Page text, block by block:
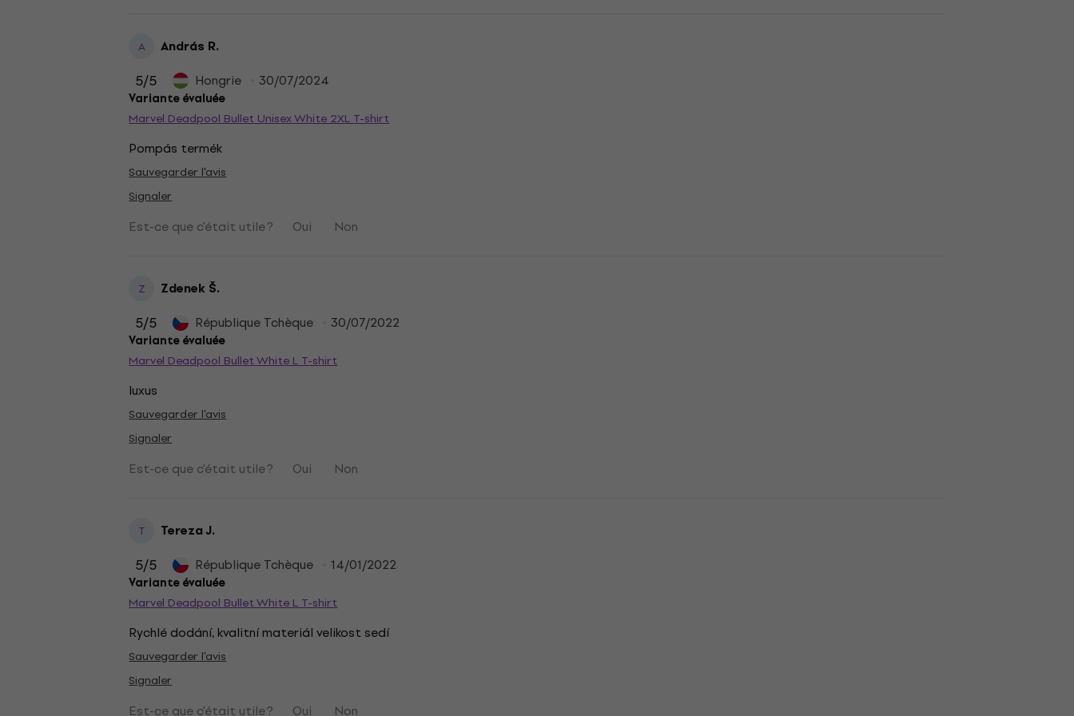
A András R.
5/5 Hongrie 30/07/2024
Variante évaluée
Marvel Deadpool Bullet Unisex White 2XL T-shirt
Pompás termék
Sauvegarder l'avis
Signaler
Est-ce que c'était utile ? Oui Non
Z Zdenek Š.
5/5 République Tchèque 30/07/2022
Variante évaluée
Marvel Deadpool Bullet White L T-shirt
luxus
Sauvegarder l'avis
Signaler
Est-ce que c'était utile ? Oui Non
T Tereza J.
5/5 République Tchèque 14/01/2022
Variante évaluée
Marvel Deadpool Bullet White L T-shirt
Rychlé dodání, kvalitní materiál velikost sedí
Sauvegarder l'avis
Signaler
Est-ce que c'était utile ? Oui Non